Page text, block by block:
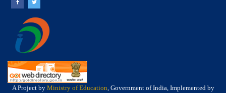
A Project by Ministry of Education, Government of India, Implemented by